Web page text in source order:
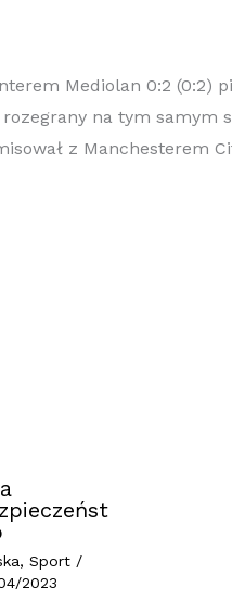
Mediolan 0:2 (0:2)
na tym samym
z Manchesterem
, Sport/
2023